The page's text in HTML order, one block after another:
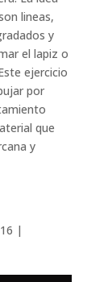
lineas,
y
el lapiz o
ejercicio
por
que
y
|